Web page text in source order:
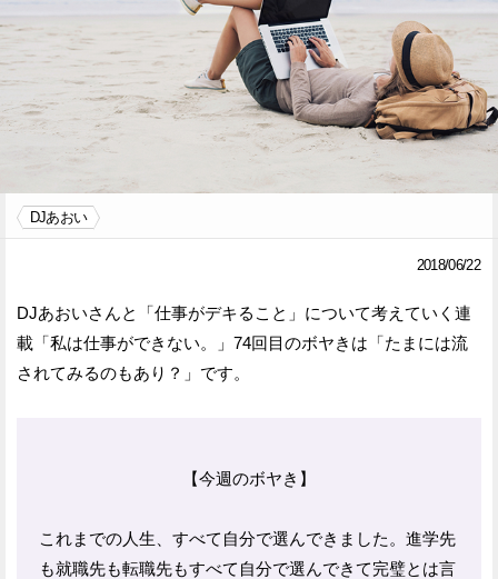
検
索
ウートピとは？
Facebook
ア
す
Twitter
ア
DJあおい
2018/06/22
DJあおいさんと「仕事がデキること」について考えていく連
載「私は仕事ができない。」74回目のボヤきは「たまには流
されてみるのもあり？」です。
【今週のボヤき】
これまでの人生、すべて自分で選んできました。進学先
も就職先も転職先もすべて自分で選んできて完璧とは言